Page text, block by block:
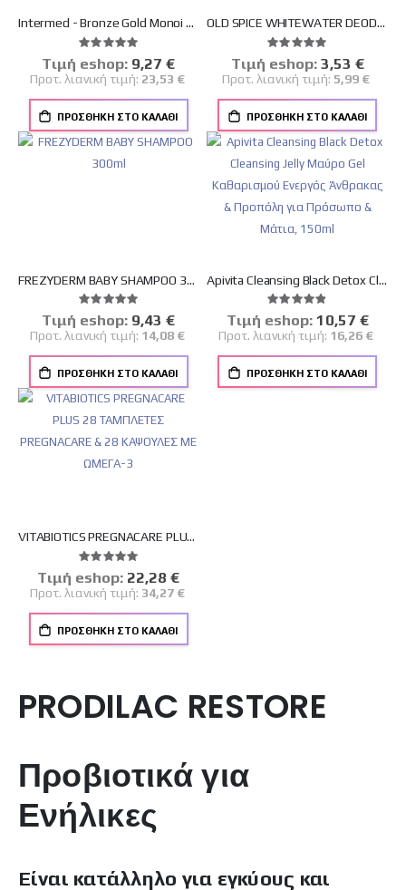
Intermed - Bronze Gold Monoi Oil Λάδι Πολλαπλών Χρήσεων, 200ml
Βαθμολογία:
100%
Tιμή eshop: Ειδική
Τιμή
9,27 €
Προτ. λιανική τιμή: 23,53 €
ΠΡΟΣΘΉΚΗ ΣΤΟ ΚΑΛΆΘΙ
OLD SPICE WHITEWATER DEODORANT BODY SPRAY 150ml
Βαθμολογία:
100%
Tιμή eshop: Ειδική
Τιμή
3,53 €
Προτ. λιανική τιμή: 5,99 €
ΠΡΟΣΘΉΚΗ ΣΤΟ ΚΑΛΆΘΙ
FREZYDERM BABY SHAMPOO 300ml
Βαθμολογία:
100%
Tιμή eshop: Ειδική
Τιμή
9,43 €
Προτ. λιανική τιμή: 14,08 €
ΠΡΟΣΘΉΚΗ ΣΤΟ ΚΑΛΆΘΙ
Apivita Cleansing Black Detox Cleansing Jelly Μαύρο Gel Καθαρισμού Ενεργός Άνθρακας & Προπόλη για Πρόσωπο & Μάτια, 150ml
Βαθμολογία:
97%
Tιμή eshop: Ειδική
Τιμή
10,57 €
Προτ. λιανική τιμή: 16,26 €
ΠΡΟΣΘΉΚΗ ΣΤΟ ΚΑΛΆΘΙ
VITABIOTICS PREGNACARE PLUS 28 ΤΑΜΠΛΕΤΕΣ PREGNACARE & 28 ΚΑΨΟΥΛΕΣ ΜΕ ΩΜΕΓΑ-3
Βαθμολογία:
100%
Tιμή eshop: Ειδική
Τιμή
22,28 €
Προτ. λιανική τιμή: 34,27 €
ΠΡΟΣΘΉΚΗ ΣΤΟ ΚΑΛΆΘΙ
PRODILAC RESTORE
Προβιοτικά για
Ενήλικες
Είναι κατάλληλο για εγκύους και